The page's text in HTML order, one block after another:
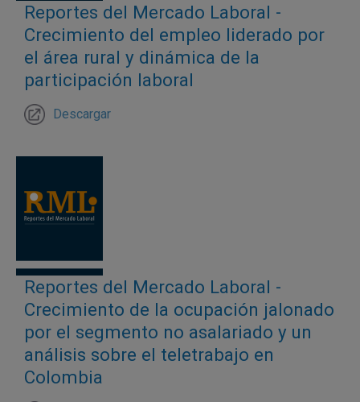
Reportes del Mercado Laboral -
Crecimiento del empleo liderado por
el área rural y dinámica de la
participación laboral
Descargar
Reportes del Mercado Laboral -
Crecimiento de la ocupación jalonado
por el segmento no asalariado y un
análisis sobre el teletrabajo en
Colombia